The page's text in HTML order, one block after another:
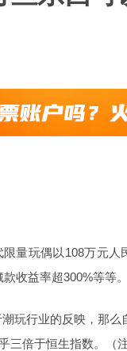
限量玩偶以108万元
收益率超300%等等
玩行业的反映，那
三倍于恒生指数。（